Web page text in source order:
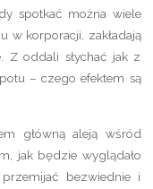
spotkać można wiele
w korporacji, zakładają
Z oddali słychać jak z
– czego efektem są
główną aleją wśród
jak będzie wyglądało
bezwiednie i